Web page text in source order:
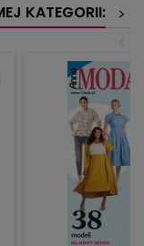
KATEGORII:
>
<